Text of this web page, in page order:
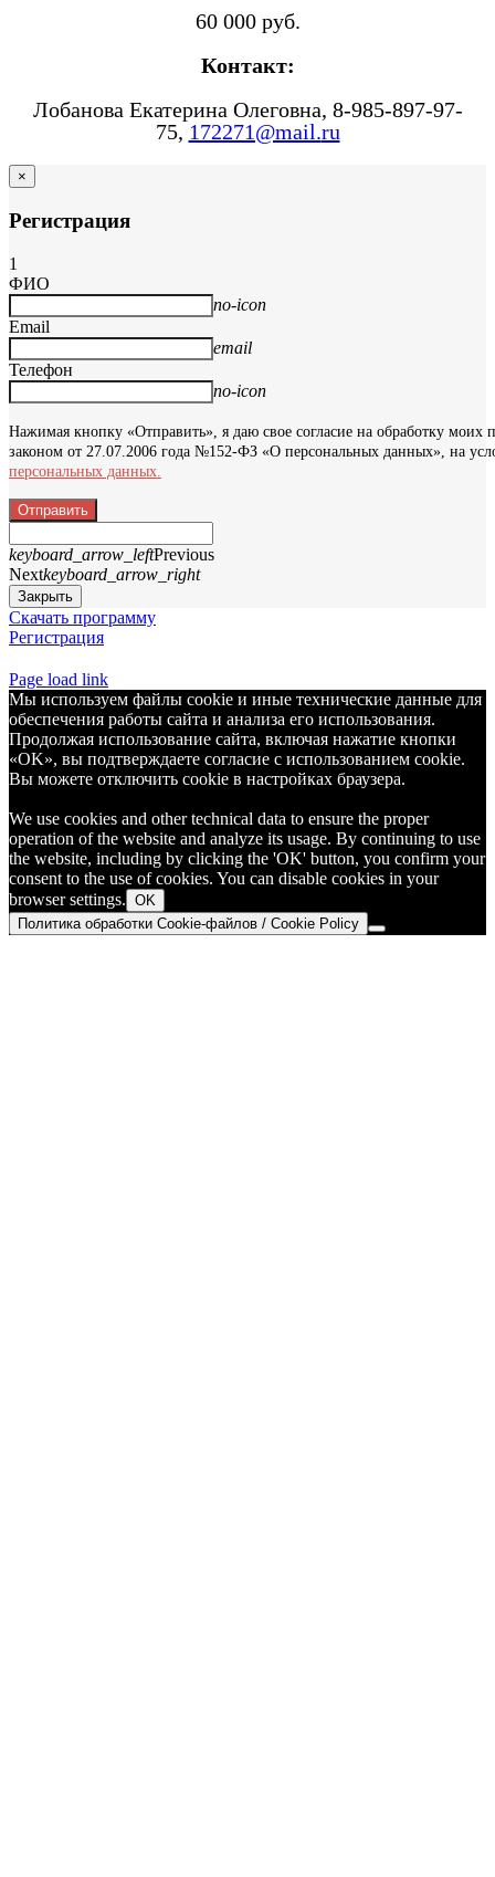
60 000 руб.
Контакт:
Лобанова Екатерина Олеговна, 8-985-897-97-
75, 172271@mail.ru
×
Регистрация
1
ФИО
no-icon
Email
email
Телефон
no-icon
Нажимая кнопку «Отправить», я даю свое согласие на обработку моих
законом от 27.07.2006 года №152-ФЗ «О персональных данных», на
персональных данных.
Отправить
keyboard_arrow_leftPrevious
Nextkeyboard_arrow_right
Закрыть
Скачать программу
Регистрация
Page load link
Мы используем файлы cookie и иные технические данные для
обеспечения работы сайта и анализа его использования.
Продолжая использование сайта, включая нажатие кнопки
«OK», вы подтверждаете согласие с использованием cookie.
Вы можете отключить cookie в настройках браузера.
We use cookies and other technical data to ensure the proper
operation of the website and analyze its usage. By continuing to use
the website, including by clicking the 'OK' button, you confirm your
consent to the use of cookies. You can disable cookies in your
browser settings. OK
Политика обработки Cookie-файлов / Cookie Policy